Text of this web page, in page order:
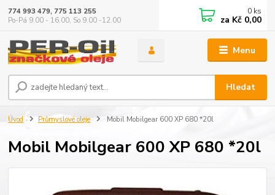
Menu
Hledat
774 993 479, 775 113 255
Po-Pá 9.00 - 16.00, So 9.00 -12.00
0 ks
za Kč 0,00
Úvod Průmyslové oleje Mobil Mobilgear 600 XP 680 *20l
Mobil Mobilgear 600 XP 680 *20l